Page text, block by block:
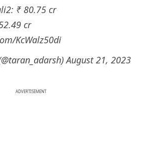
: ₹ 80.75 cr
cr
KcWalz50di
August 21, 2023
ADVERTISEMENT